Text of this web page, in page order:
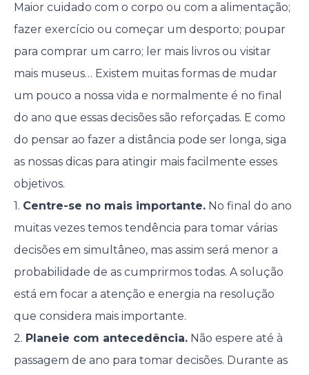
Maior cuidado com o corpo ou com a alimentação;
fazer exercício ou começar um desporto; poupar
para comprar um carro; ler mais livros ou visitar
mais museus… Existem muitas formas de mudar
um pouco a nossa vida e normalmente é no final
do ano que essas decisões são reforçadas. E como
do pensar ao fazer a distância pode ser longa, siga
as nossas dicas para atingir mais facilmente esses
objetivos.
1. Centre-se no mais importante.No final do ano
muitas vezes temos tendência para tomar várias
decisões em simultâneo, mas assim será menor a
probabilidade de as cumprirmos todas. A solução
está em focar a atenção e energia na resolução
que considera mais importante.
2. Planeie com antecedência.Não espere até à
passagem de ano para tomar decisões. Durante as